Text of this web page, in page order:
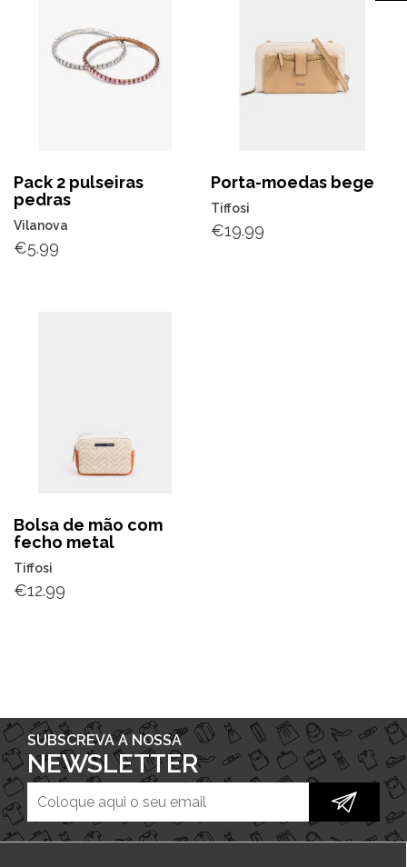
Pack 2 pulseiras
pedras
Vilanova
€5.99
Porta-moedas bege
Tiffosi
€19.99
Bolsa de mão com
fecho metal
Tiffosi
€12.99
SUBSCREVA A NOSSA
NEWSLETTER